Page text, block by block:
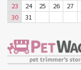
23
24 25 26 27
30
31